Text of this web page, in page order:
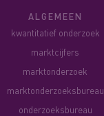
ALGEMEEN
kwantitatief onderzoek
marktcijfers
marktonderzoek
marktonderzoeksbureau
onderzoeksbureau